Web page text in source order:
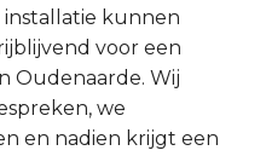
kunnen
voor een
Oudenaarde. Wij
we
en nadien krijgt een